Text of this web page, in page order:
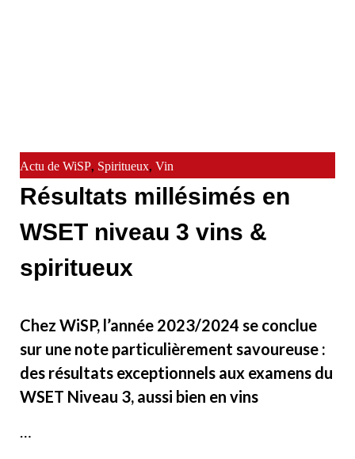
Actu de WiSP, Spiritueux, Vin
Résultats millésimés en
WSET niveau 3 vins &
spiritueux
Chez WiSP, l’année 2023/2024 se conclue
sur une note particulièrement savoureuse :
des résultats exceptionnels aux examens du
WSET Niveau 3, aussi bien en vins
…